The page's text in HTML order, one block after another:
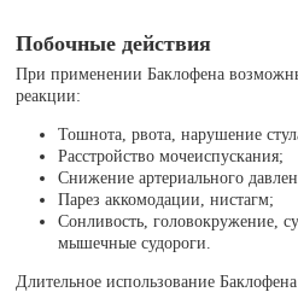
Побочные действия
При применении Баклофена
реакции:
Тошнота, рвота, нарушение
Расстройство мочеиспускания;
Снижение артериального
Парез аккомодации, нистагм;
Сонливость, головокружение,
мышечные судороги.
Длительное использование